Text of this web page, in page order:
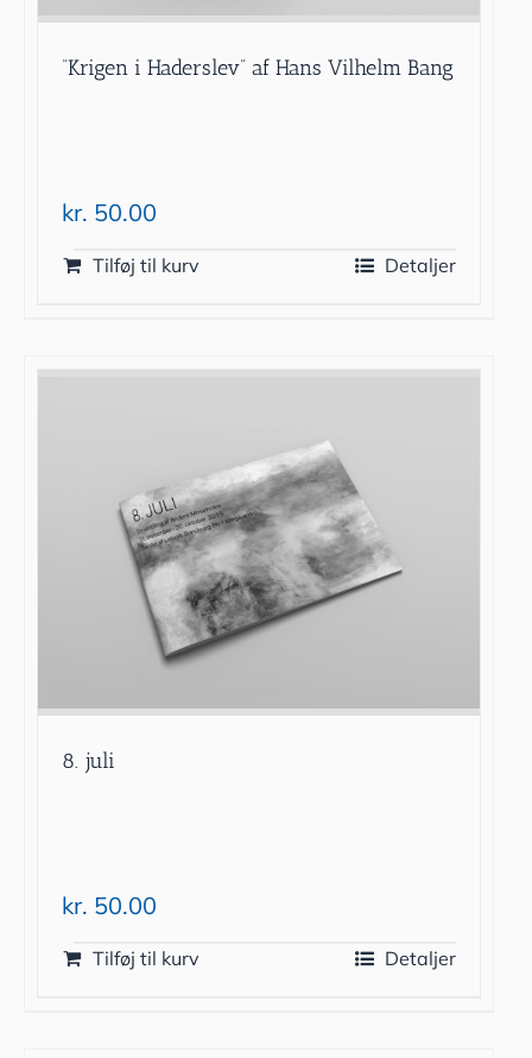
“Krigen i Haderslev” af Hans Vilhelm Bang
kr. 50.00
Tilføj til kurv Detaljer
8. juli
kr. 50.00
Tilføj til kurv Detaljer